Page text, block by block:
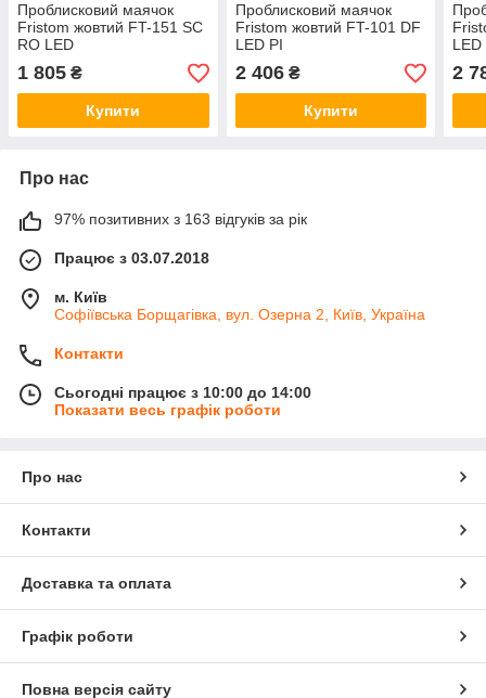
Проблисковий маячок
Fristom жовтий FT-151 SC
RO LED
1 805 ₴
Купити
Проблисковий маячок
Fristom жовтий FT-101 DF
LED PI
2 406₴
Купити
2
Про нас
97% позитивних з 163 відгуків за рік
Працює з 03.07.2018
м. Київ
Софіївська Борщагівка, вул. Озерна 2, Київ, Україна
Контакти
Сьогодні працює з 10:00 до 14:00
Показати весь графік роботи
Про нас
Контакти
Доставка та оплата
Графік роботи
Повна версія сайту